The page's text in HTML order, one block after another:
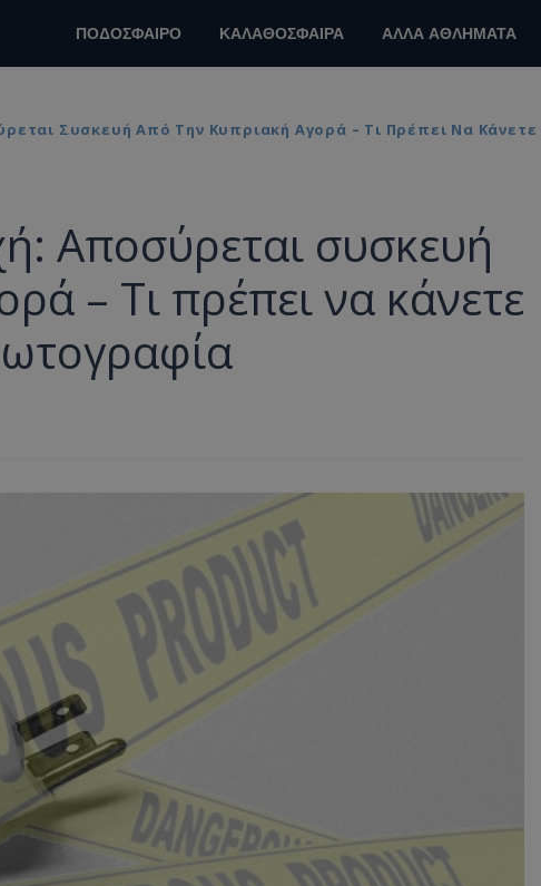
ΠΟΔΟΣΦΑΙΡΟ ΚΑΛΑΘΟΣΦΑΙΡΑ ΑΛΛΑ ΑΘΛΗΜΑΤΑ
Συσκευή Από Την Κυπριακή Αγορά – Τι Πρέπει Να
Αποσύρεται συσκευή
– Τι πρέπει να κάνετε